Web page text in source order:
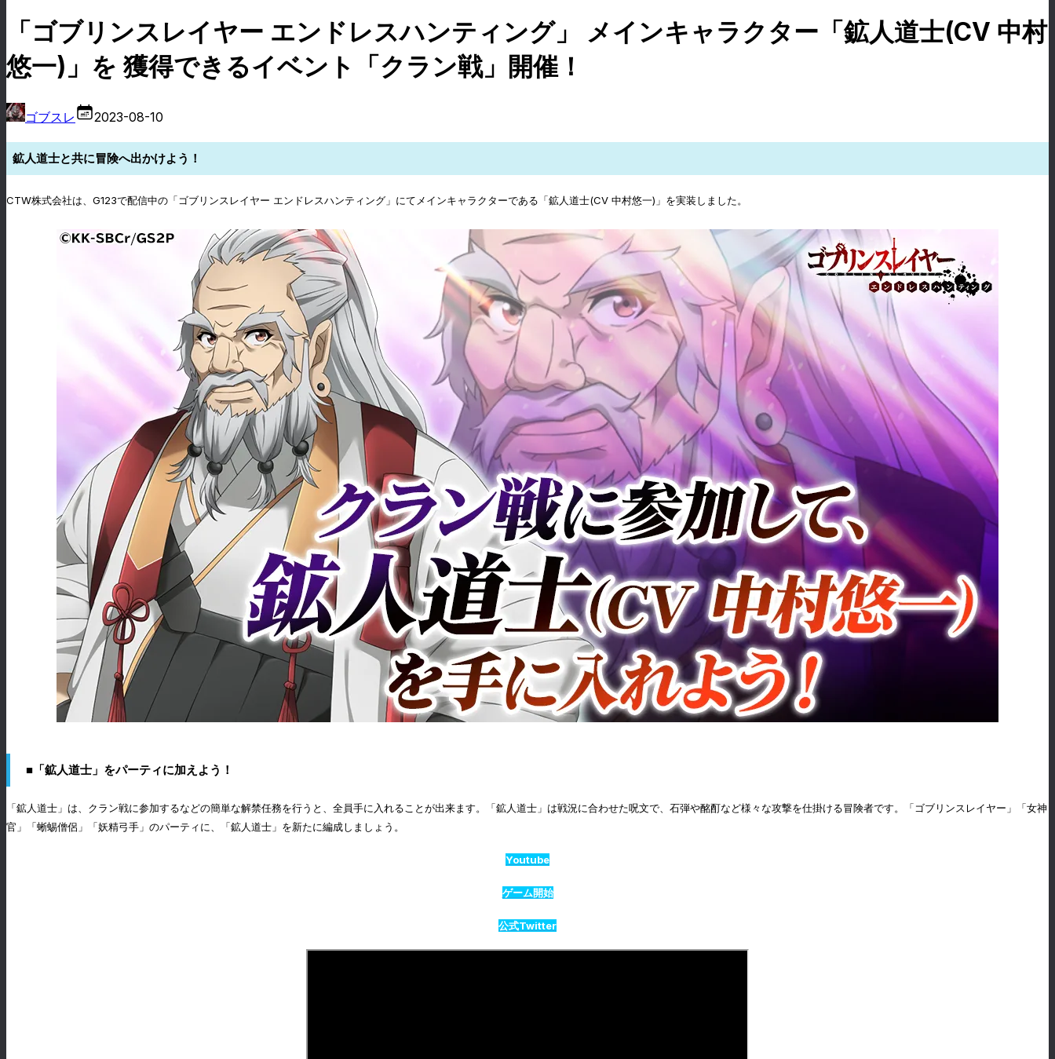
「ゴブリンスレイヤー エンドレスハンティング」 メインキャラクター「鉱人道士(CV 中村
悠一)」を 獲得できるイベント「クラン戦」開催！
ゴブスレ 2023-08-10
鉱人道士と共に冒険へ出かけよう！
CTW株式会社は、G123で配信中の「ゴブリンスレイヤー エンドレスハンティング」にてメインキャラクターである「鉱人道士(CV 中村悠一)」を実装しました。
■「鉱人道士」をパーティに加えよう！
「鉱人道士」は、クラン戦に参加するなどの簡単な解禁任務を行うと、全員手に入れることが出来ます。「鉱人道士」は戦況に合わせた呪文で、石弾や酩酊など様々な攻撃を仕掛ける冒険者です。「ゴブリンスレイヤー」「女神
官」「蜥蜴僧侶」「妖精弓手」のパーティに、「鉱人道士」を新たに編成しましょう。
Youtube
ゲーム開始
公式Twitter